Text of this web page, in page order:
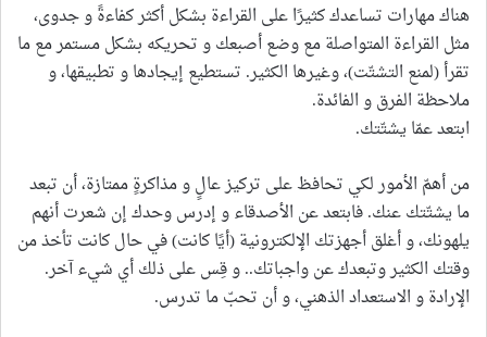
هناك مهارات تساعدك كثيرًا على القراءة بشكل أكثر كفاءةً و جدوى،
مثل القراءة المتواصلة مع وضع أصبعك و تحريكه بشكل مستمر مع ما
تقرأ (لمنع التشتّت)، وغيرها الكثير. تستطيع إيجادها و تطبيقها، و
ملاحظة الفرق و الفائدة.
ابتعد عمّا يشتّتك.
من أهمّ الأمور لكي تحافظ على تركيز عالٍ و مذاكرةٍ ممتازة، أن تبعد
ما يشتّتك عنك. فابتعد عن الأصدقاء و إدرس وحدك إن شعرت أنهم
يلهونك، و أغلق أجهزتك الإلكترونية (أيًا كانت) في حال كانت تأخذ من
وقتك الكثير وتبعدك عن واجباتك.. و قِس على ذلك أي شيء آخر.
الإرادة و الاستعداد الذهني، و أن تحبّ ما تدرس.